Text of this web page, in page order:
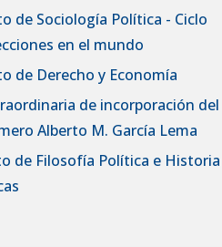
de Sociología Política - Ciclo
en el mundo
de Derecho y Economía
de incorporación del
Alberto M. García Lema
de Filosofía Política e Historia